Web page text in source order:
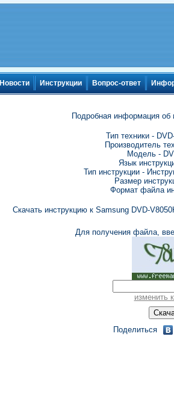
Новости Инструкции Вопрос-ответ
Подробная информация об
Тип техники -
Производитель
Модель -
Язык
Тип инструкции -
Размер
Формат файла
Скачать инструкцию к Samsung DVD-
Для получения файла,
изменить
Поделиться